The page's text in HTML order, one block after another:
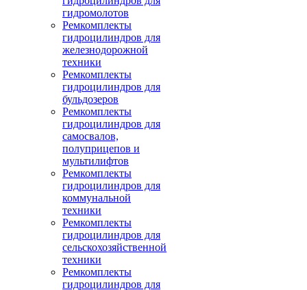
гидромолотов
Ремкомплекты
гидроцилиндров для
железнодорожной
техники
Ремкомплекты
гидроцилиндров для
бульдозеров
Ремкомплекты
гидроцилиндров для
самосвалов,
полуприцепов и
мультилифтов
Ремкомплекты
гидроцилиндров для
коммунальной
техники
Ремкомплекты
гидроцилиндров для
сельскохозяйственной
техники
Ремкомплекты
гидроцилиндров для